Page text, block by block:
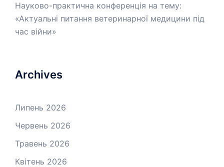
Науково-практична конференція на тему:
«Актуальні питання ветеринарної медицини під
час війни»
Archives
Липень 2026
Червень 2026
Травень 2026
Квітень 2026